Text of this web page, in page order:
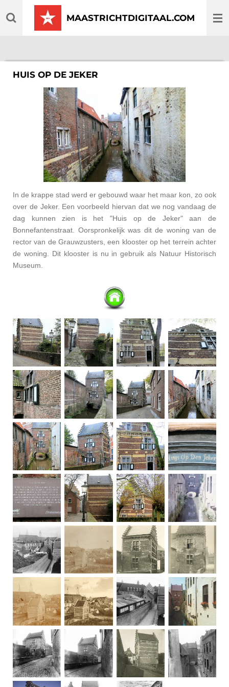
direct
MAASTRICHTDIGITAAL.COM
HUIS OP DE JEKER
In de krappe stad werd er gebouwd waar het maar kon, zo ook
over de Jeker. Een voorbeeld hiervan dat we nog vandaag de
dag kunnen zien is het "Huis op de Jeker" aan de
Bonnefantenstraat. Oorspronkelijk was dit de woning van de
rector van de Grauwzusters, een klooster op het terrein achter
de woning. Dit klooster is nu in gebruik als Natuur Historisch
Museum.